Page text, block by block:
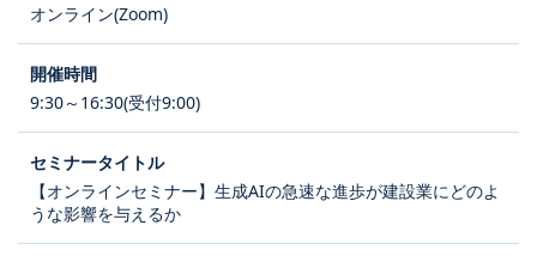
オンライン(Zoom)
9:30～16:30(受付9:00)
【オンラインセミナー】生成AIの急速な進歩が建設業にどのよ
うな影響を与えるか